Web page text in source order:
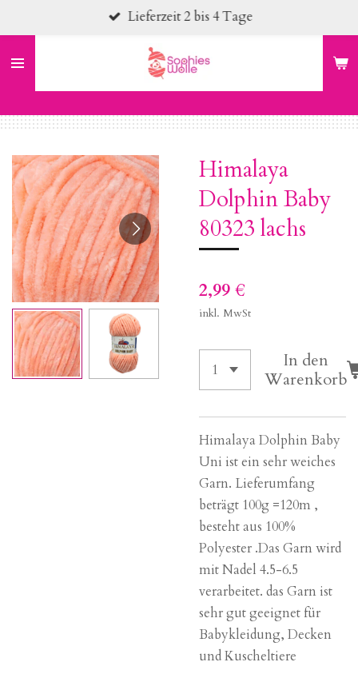
Hauptinhalt
springen
Lieferzeit 2 bis 4 Tage
Himalaya
Dolphin Baby
80323 lachs
2,99 €
inkl. MwSt
In den
Warenkorb
Himalaya Dolphin Baby
Uni ist ein sehr weiches
Garn. Lieferumfang
beträgt 100g =120m ,
besteht aus 100%
Polyester .Das Garn wird
mit Nadel 4.5-6.5
verarbeitet. das Garn ist
sehr gut geeignet für
Babykleidung, Decken
und Kuscheltiere